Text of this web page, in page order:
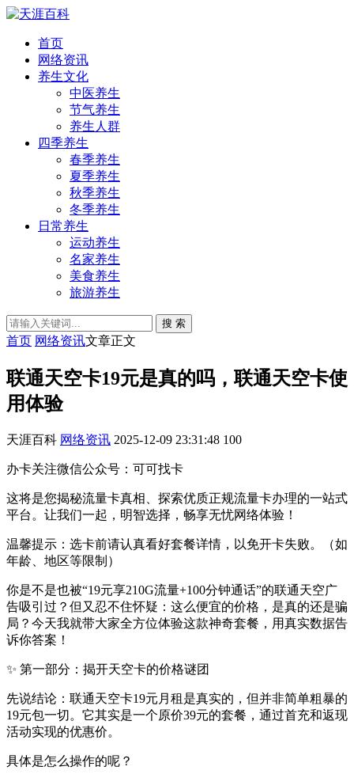
首页
网络资讯
养生文化
中医养生
节气养生
养生人群
四季养生
春季养生
夏季养生
秋季养生
冬季养生
日常养生
运动养生
名家养生
美食养生
旅游养生
搜 索
首页 网络资讯文章正文
联通天空卡19元是真的吗，联通天空卡使
用体验
天涯百科 网络资讯 2025-12-09 23:31:48 100
办卡关注微信公众号：可可找卡
这将是您揭秘流量卡真相、探索优质正规流量卡办理的一站式
平台。让我们一起，明智选择，畅享无忧网络体验！
温馨提示：选卡前请认真看好套餐详情，以免开卡失败。（如
年龄、地区等限制）
你是不是也被“19元享210G流量+100分钟通话”的联通天空广
告吸引过？但又忍不住怀疑：这么便宜的价格，是真的还是骗
局？今天我就带大家全方位体验这款神奇套餐，用真实数据告
诉你答案！
✨ 第一部分：揭开天空卡的价格谜团
先说结论：联通天空卡19元月租是真实的，但并非简单粗暴的
19元包一切。它其实是一个原价39元的套餐，通过首充和返现
活动实现的优惠价。
具体是怎么操作的呢？